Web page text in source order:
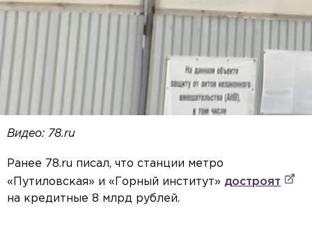
Видео: 78.ru
Ранее 78.ru писал, что станции метро
«Путиловская» и «Горный институт» достроят
на кредитные 8 млрд рублей.